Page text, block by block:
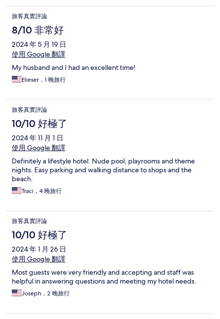
旅客真實評論
8/10 非常好
2024 年 5 月 19 日
使用 Google 翻譯
My husband and I had an excellent time!
Elieser，1 晚旅行
旅客真實評論
10/10 好極了
2024 年 11 月 1 日
使用 Google 翻譯
Definitely a lifestyle hotel. Nude pool, playrooms and theme
nights. Easy parking and walking distance to shops and the
beach.
Traci，4 晚旅行
旅客真實評論
10/10 好極了
2024 年 1 月 26 日
使用 Google 翻譯
Most guests were very friendly and accepting and staff was
helpful in answering questions and meeting my hotel needs.
Joseph，2 晚旅行